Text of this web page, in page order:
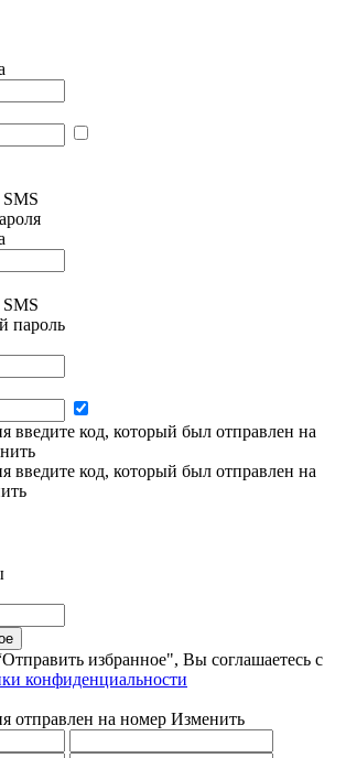
пароль
введите код, который был отправлен на
введите код, который был отправлен на
избранное", Вы соглашаетесь c
конфиденциальности
отправлен на номер Изменить